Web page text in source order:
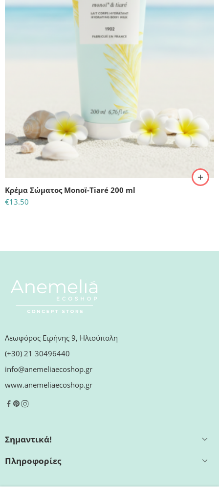
Κρέμα Σώματος Monoï-Tiaré 200 ml
€13.50
Λεωφόρος Ειρήνης 9, Ηλιούπολη
(+30) 21 30496440
info@anemeliaecoshop.gr
www.anemeliaecoshop.gr
Σημαντικά!
Πληροφορίες